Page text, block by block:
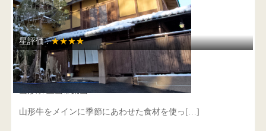
星評価 :★★★★
彩花亭時代屋
山形牛をメインに季節にあわせた食材を使っ[…]